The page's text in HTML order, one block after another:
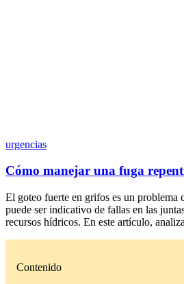
urgencias
Cómo manejar una fuga
El goteo fuerte en grifos es un problema
puede ser indicativo de fallas en las
recursos hídricos. En este artículo,
Contenido